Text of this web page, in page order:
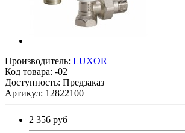
Производитель: LUXOR
Код товара: -02
Доступность: Предзаказ
Артикул: 12822100
2 356 руб